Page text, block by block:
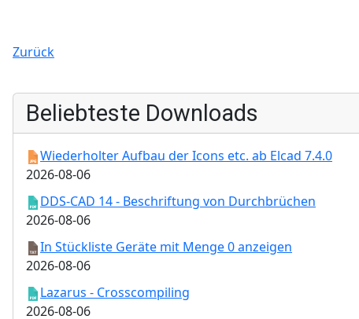
Zurück
Beliebteste Downloads
Wiederholter Aufbau der Icons etc. ab Elcad 7.4.0
2026-08-06
DDS-CAD 14 - Beschriftung von Durchbrüchen
2026-08-06
In Stückliste Geräte mit Menge 0 anzeigen
2026-08-06
Lazarus - Crosscompiling
2026-08-06